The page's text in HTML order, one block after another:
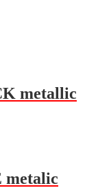
metallic
metalic